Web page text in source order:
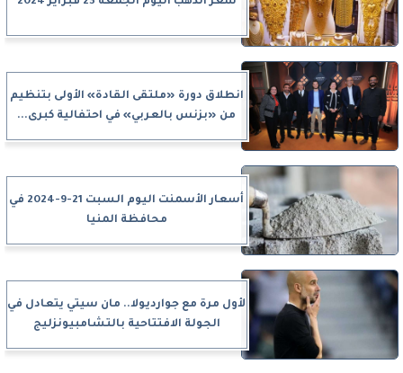
انطلاق دورة «ملتقى القادة» الأولى بتنظيم
من «بزنس بالعربي» في احتفالية كبرى...
أسعار الأسمنت اليوم السبت 21-9-2024 في
محافظة المنيا
لأول مرة مع جوارديولا.. مان سيتي يتعادل في
الجولة الافتتاحية بالتشامبيونزليج